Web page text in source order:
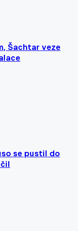
Šachtar veze
se pustil do